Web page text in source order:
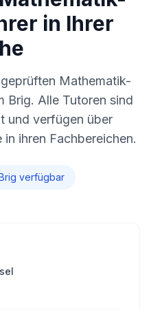
in Ihrer
Mathematik-
Brig. Alle Tutoren sind
und verfügen über
ihren Fachbereichen.
verfügbar